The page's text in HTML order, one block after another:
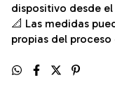
dispositivo desde
📐 Las medidas
propias del